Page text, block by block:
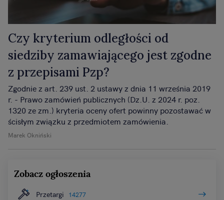
Czy kryterium odległości od
siedziby zamawiającego jest zgodne
z przepisami Pzp?
Marek Okniński
Zgodnie z art. 239 ust. 2 ustawy z dnia 11 września 2019
r. - Prawo zamówień publicznych (Dz.U. z 2024 r. poz.
1320 ze zm.) kryteria oceny ofert powinny pozostawać w
ścisłym związku z przedmiotem zamówienia.
Zobacz ogłoszenia
Przetargi 14277